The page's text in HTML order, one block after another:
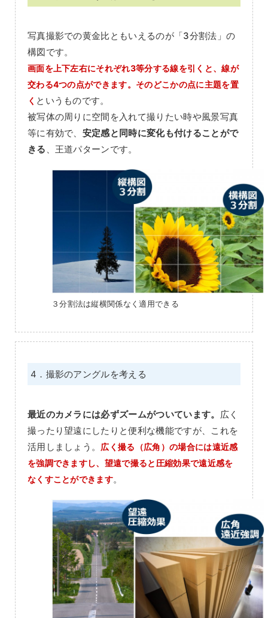
写真撮影での黄金比ともいえるのが「3分割法」の
構図です。
画面を上下左右にそれぞれ3等分する線を引くと、線が
交わる4つの点ができます。そのどこかの点に主題を置
く というものです。
被写体の周りに空間を入れて撮りたい時や風景写真
等に有効で、 安定感と同時に変化も付けることがで
きる 、王道パターンです。
３分割法は縦横関係なく適用できる
4．撮影のアングルを考える
最近のカメラには必ずズームがついています。 広く
撮ったり望遠にしたりと便利な機能ですが、これを
活用しましょう。 広く撮る（広角）の場合には遠近感
を強調できますし、望遠で撮ると圧縮効果で遠近感を
なくすことができます。